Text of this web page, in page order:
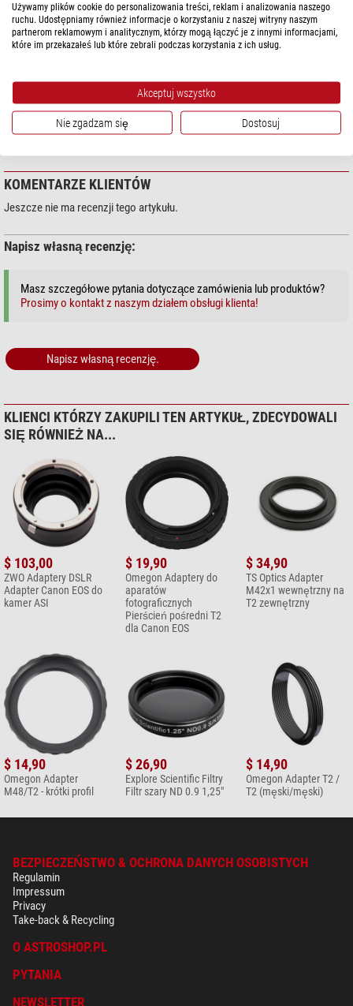
Wydajność
Podłączenie (strona aparatu)
Minolta Bajonett
BEZPIECZEŃSTWO PRODUKTÓW
KOMENTARZE KLIENTÓW
Jeszcze nie ma recenzji tego artykułu.
Napisz własną recenzję:
Masz szczegółowe pytania dotyczące zamówienia lub produktów?
Prosimy o kontakt z naszym działem obsługi klienta!
Napisz własną recenzję.
KLIENCI KTÓRZY ZAKUPILI TEN ARTYKUŁ, ZDECYDOWALI
SIĘ RÓWNIEŻ NA...
$ 103,00
ZWO Adaptery DSLR
Adapter Canon EOS do
kamer ASI
$ 19,90
Omegon Adaptery do
aparatów
fotograficznych
Pierścień pośredni T2
dla Canon EOS
$ 34,90
TS Optics Adapter
M42x1 wewnętrzny na
T2 zewnętrzny
$ 14,90
Omegon Adapter
M48/T2 - krótki profil
$ 26,90
Explore Scientific Filtry
Filtr szary ND 0.9 1,25"
$ 14,90
Omegon Adapter T2 /
T2 (męski/męski)
BEZPIECZEŃSTWO & OCHRONA DANYCH OSOBISTYCH
Regulamin
Impressum
Privacy
Take-back & Recycling
O ASTROSHOP.PL
PYTANIA
NEWSLETTER
Używamy plików cookie do personalizowania treści, reklam i analizowania naszego
ruchu. Udostępniamy również informacje o korzystaniu z naszej witryny naszym
partnerom reklamowym i analitycznym, którzy mogą łączyć je z innymi informacjami,
które im przekazałeś lub które zebrali podczas korzystania z ich usług.
Akceptuj wszystko
Nie zgadzam się Dostosuj